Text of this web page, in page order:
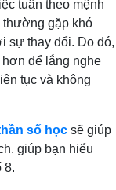
tuân theo mệnh
thường gặp khó
sự thay đổi. Do đó,
để lắng nghe
tục và không
số học sẽ giúp
giúp bạn hiểu
8.